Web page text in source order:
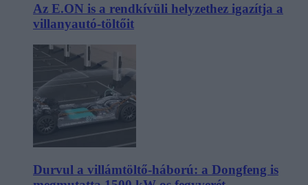
Az E.ON is a rendkívüli helyzethez igazítja a
villanyautó-töltőit
Durvul a villámtöltő-háború: a Dongfeng is